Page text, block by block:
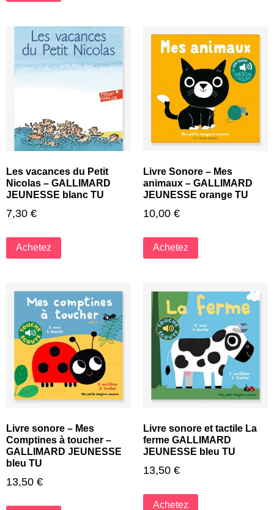
Les vacances du Petit
Nicolas – GALLIMARD
JEUNESSE blanc TU
7,30 €
Achetez
Livre Sonore – Mes
animaux – GALLIMARD
JEUNESSE orange TU
10,00 €
Achetez
Livre sonore – Mes
Comptines à toucher –
GALLIMARD JEUNESSE
bleu TU
13,50 €
Livre sonore et tactile La
ferme GALLIMARD
JEUNESSE bleu TU
13,50 €
Achetez